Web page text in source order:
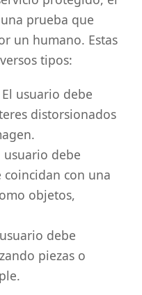
prueba que
un humano. Estas
tipos:
usuario debe
distorsionados
usuario debe
coincidan con una
objetos,
debe
piezas o